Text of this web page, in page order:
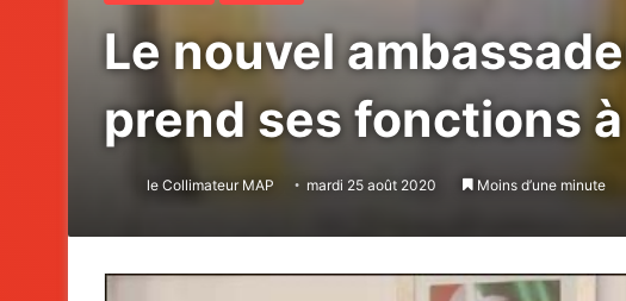
Le nouvel
prend ses fonctions
le Collimateur MAP mardi 25 août 2020 Moins d’une minute